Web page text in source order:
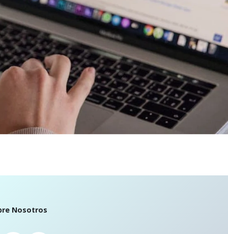
Nosotros